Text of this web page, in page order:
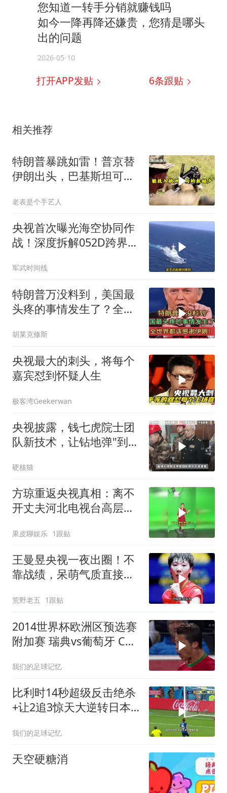
您知道一转手分销就赚钱吗
如今一降再降还嫌贵，您猜是哪头
出的问题
2026-05-10
打开APP发贴 6条跟贴
相关推荐
特朗普暴跳如雷！普京替
伊朗出头，巴基斯坦可能
老表是个手艺人
央视首次曝光海空协同作
战！深度拆解052D跨界指
牌有多绝？
军武时间线
特朗普万没料到，美国最
头疼的事情发生了？全世
胡莱克修斯
央视最大的刺头，将每个
嘉宾怼到怀疑人生
极客湾Geekerwan
央视披露，钱七虎院士团
队新技术，让钻地弹"到不
硬核猫
方琼重返央视真相：离不
开丈夫河北电视台高层的
果皮聊娱乐 1跟贴
王曼昱央视一夜出圈！不
靠战绩，呆萌气质直接圈
荒野老五 1跟贴
2014世界杯欧洲区预选赛
附加赛 瑞典vs葡萄牙 C罗
我们的足球记忆
比利时14秒超级反击绝杀
+让2追3惊天大逆转日本
我们的足球记忆
天空硬糖消